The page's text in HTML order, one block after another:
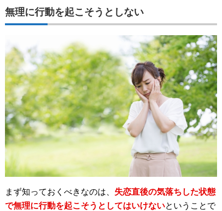
無理に行動を起こそうとしない
まず知っておくべきなのは、 失恋直後の気落ちした状態
で無理に行動を起こそうとしてはいけないということで